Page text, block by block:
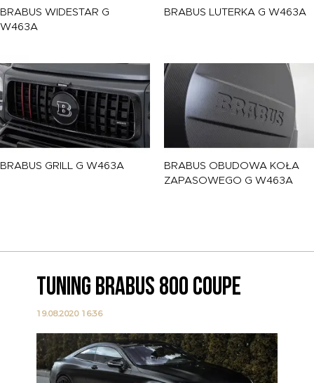
BRABUS WIDESTAR G
W463A
BRABUS LUTERKA G W463A
BRABUS GRILL G W463A BRABUS OBUDOWA KOŁA
ZAPASOWEGO G W463A
TUNING FERRARI 458
12.08.2020 15:19